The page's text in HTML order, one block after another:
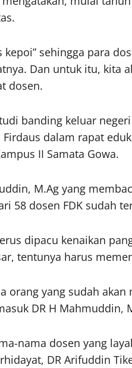
kepoi” sehingga para
Dan untuk itu, kita
dosen.
banding keluar
dalam rapat
II Samata Gowa.
M.Ag yang
58 dosen FDK sudah
dipacu kenaikan
tentunya harus
orang yang sudah
DR H Mahmuddin,
nama dosen yang
DR Arifuddin